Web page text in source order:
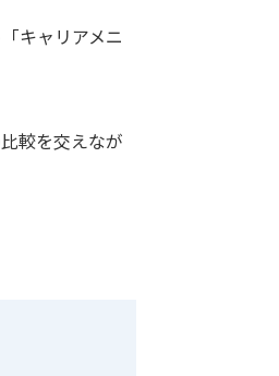
キャリアメニ
較を交えなが